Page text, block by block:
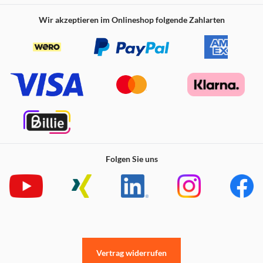
Donut Truck zum Spielen: Der LEGO® City Donut Truck
aus diesem Bauset regt junge Naschkatzen ab 5 Jahren
dazu an, sich lustige Abenteuer und Geschichten
Donut Truck zu bauen. Neben dem abnehmbaren Kiosk
laden auch Zubehörelemente und 2 Minifiguren
Mobiler Donut-Stand für fantasievolle Geschichten:
Kinder können in der Küche köstliche Donuts
LEGO® Minifigur-Zubehör: Das Spielset enthält unter
anderem eine Kaffeemaschine, eine Kasse, ein Donut-
Schild, 4 Donuts und 2 Becher
Tolles Geschenk für angehende Bäckerinnen und
weitere spannende Abenteuer kann dieses Spielset mit
Wir akzeptieren im Onlineshop folgende Zahlarten
Folgen Sie uns
Vertrag widerrufen